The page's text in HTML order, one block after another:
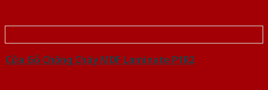
Cửa Gỗ Chống Cháy MDF Laminate P1R2